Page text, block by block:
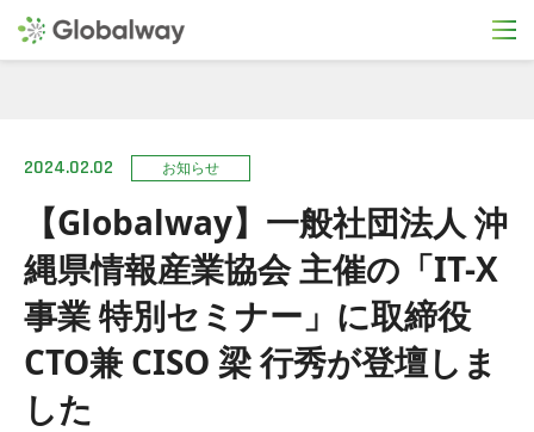
【Globalway】一般社団法人 沖
縄県情報産業協会 主催の「IT-X
事業 特別セミナー」に取締役
CTO兼 CISO 梁 行秀が登壇しま
した
2024.02.02 お知らせ